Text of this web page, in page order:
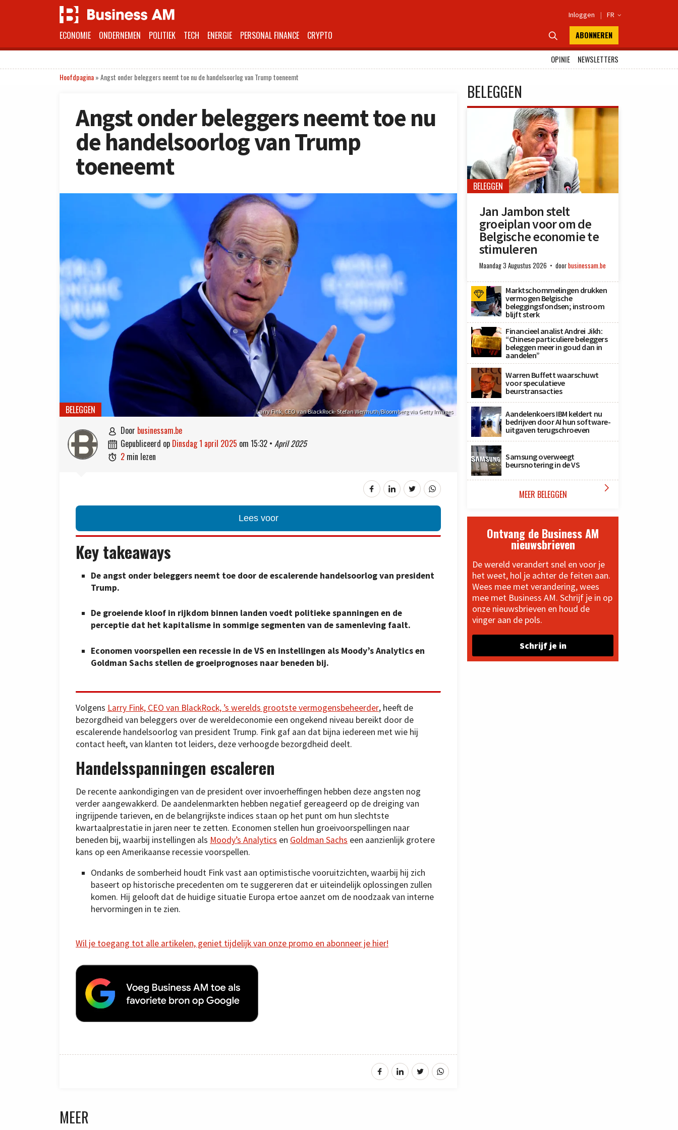
Inloggen | FR 
ECONOMIE ONDERNEMEN POLITIEK TECH ENERGIE PERSONAL FINANCE CRYPTO  ABONNEREN
OPINIE
NEWSLETTERS
Hoofdpagina»Angst onder beleggers neemt toe nu de handelsoorlog van Trump toeneemt
Angst onder beleggers neemt toe nu
de handelsoorlog van Trump
toeneemt
Larry Fink, CEO van BlackRock- Stefan Wermuth/Bloomberg via Getty Images
BELEGGEN
 door businessam.be
 gepubliceerd op dinsdag 1 april 2025 om 15:32 • April 2025
 2 min lezen
Lees voor
Key takeaways
De angst onder beleggers neemt toe door de escalerende handelsoorlog van president
Trump.
De groeiende kloof in rijkdom binnen landen voedt politieke spanningen en de
perceptie dat het kapitalisme in sommige segmenten van de samenleving faalt.
Economen voorspellen een recessie in de VS en instellingen als Moody’s Analytics en
Goldman Sachs stellen de groeiprognoses naar beneden bij.
Volgens Larry Fink, CEO van BlackRock, ’s werelds grootste vermogensbeheerder, heeft de
bezorgdheid van beleggers over de wereldeconomie een ongekend niveau bereikt door de
escalerende handelsoorlog van president Trump. Fink gaf aan dat bijna iedereen met wie hij
contact heeft, van klanten tot leiders, deze verhoogde bezorgdheid deelt.
Handelsspanningen escaleren
De recente aankondigingen van de president over invoerheffingen hebben deze angsten nog
verder aangewakkerd. De aandelenmarkten hebben negatief gereageerd op de dreiging van
ingrijpende tarieven, en de belangrijkste indices staan op het punt om hun slechtste
kwartaalprestatie in jaren neer te zetten. Economen stellen hun groeivoorspellingen naar
beneden bij, waarbij instellingen als Moody’s Analytics en Goldman Sachs een aanzienlijk grotere
kans op een Amerikaanse recessie voorspellen.
Ondanks de somberheid houdt Fink vast aan optimistische vooruitzichten, waarbij hij zich
baseert op historische precedenten om te suggereren dat er uiteindelijk oplossingen zullen
komen. Hij gelooft dat de huidige situatie Europa ertoe aanzet om de noodzaak van interne
hervormingen in te zien.
Wil je toegang tot alle artikelen, geniet tijdelijk van onze promo en abonneer je hier!
MEER
BELEGGEN
BELEGGEN
Jan Jambon stelt
groeiplan voor om de
Belgische economie te
stimuleren
Maandag 3 Augustus 2026 doorbusinessam.be
Marktschommelingen drukken
vermogen Belgische
beleggingsfondsen; instroom
blijft sterk
Financieel analist Andrei Jikh:
“Chinese particuliere beleggers
beleggen meer in goud dan in
aandelen”
Warren Buffett waarschuwt
voor speculatieve
beurstransacties
Aandelenkoers IBM keldert nu
bedrijven door AI hun software-
uitgaven terugschroeven
Samsung overweegt
beursnotering in de VS
MEER BELEGGEN 
Ontvang de Business AM
nieuwsbrieven
De wereld verandert snel en voor je
het weet, hol je achter de feiten aan.
Wees mee met verandering, wees
mee met Business AM. Schrijf je in op
onze nieuwsbrieven en houd de
vinger aan de pols.
Schrijf je in